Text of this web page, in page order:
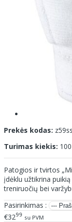
Prekės kodas:
Turimas kiekis: 100
Patogios ir tvirtos
įdėklu užtikrina
treniruočių bei
Pasirinkimas :
€3299 su PVM